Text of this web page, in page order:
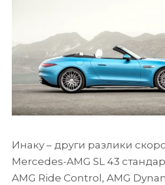
Инаку – други разлики
Mercedes-AMG SL 43
AMG Ride Control, AMG